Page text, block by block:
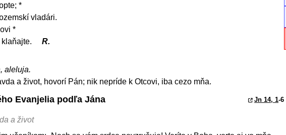
*
vladári.
*
R.
aleluja.
a život, hovorí Pán; nik nepríde k Otcovi, iba cezo mňa.
Evanjelia podľa Jána Jn 14, 1-6
a život